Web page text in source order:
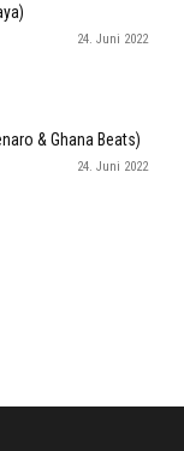
24. Juni 2022
& Ghana Beats)
24. Juni 2022